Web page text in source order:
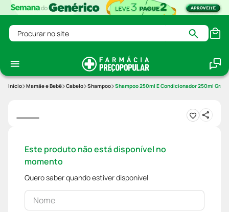
Procurar no site
Mamãe e Bebê Cabelo Shampoo Shampoo 250ml E Condicionador 250ml
Este produto não está disponível no
momento
Quero saber quando estiver disponível